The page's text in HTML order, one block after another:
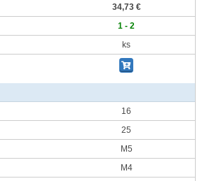
34,73 €
1 - 2
ks
16
25
M5
M4